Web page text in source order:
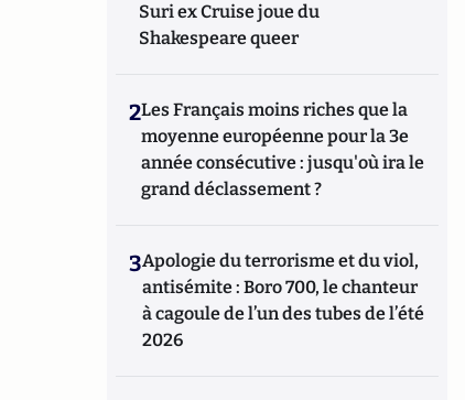
Suri ex Cruise joue du
Shakespeare queer
2Les Français moins riches que la
moyenne européenne pour la 3e
année consécutive : jusqu'où ira le
grand déclassement ?
3Apologie du terrorisme et du viol,
antisémite : Boro 700, le chanteur
à cagoule de l’un des tubes de l’été
2026